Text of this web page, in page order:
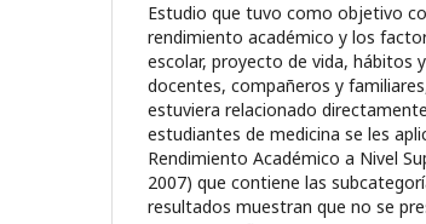
Estudio que tuvo como objetivo
rendimiento académico y los
escolar, proyecto de vida, hábitos
docentes, compañeros y
estuviera relacionado
estudiantes de medicina se les
Rendimiento Académico a Nivel
2007) que contiene las
resultados muestran que no se